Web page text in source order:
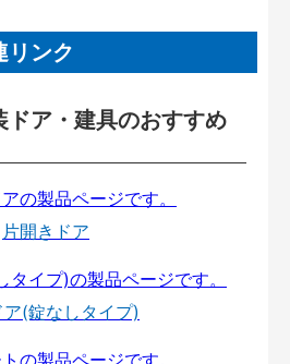
リンク
ドア・建具のおすすめ
片開きドア
(錠なしタイプ)